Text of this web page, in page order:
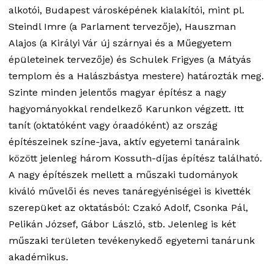
alkotói, Budapest városképének kialakítói, mint pl.
Steindl Imre (a Parlament tervezője), Hauszman
Alajos (a Királyi Vár új szárnyai és a Műegyetem
épületeinek tervezője) és Schulek Frigyes (a Mátyás
templom és a Halászbástya mestere) határozták meg.
Szinte minden jelentős magyar építész a nagy
hagyományokkal rendelkező Karunkon végzett. Itt
tanít (oktatóként vagy óraadóként) az ország
építészeinek színe-java, aktív egyetemi tanáraink
között jelenleg három Kossuth-díjas építész található.
A nagy építészek mellett a műszaki tudományok
kiváló művelői és neves tanáregyéniségei is kivették
szerepüket az oktatásból: Czakó Adolf, Csonka Pál,
Pelikán József, Gábor László, stb. Jelenleg is két
műszaki területen tevékenykedő egyetemi tanárunk
akadémikus.